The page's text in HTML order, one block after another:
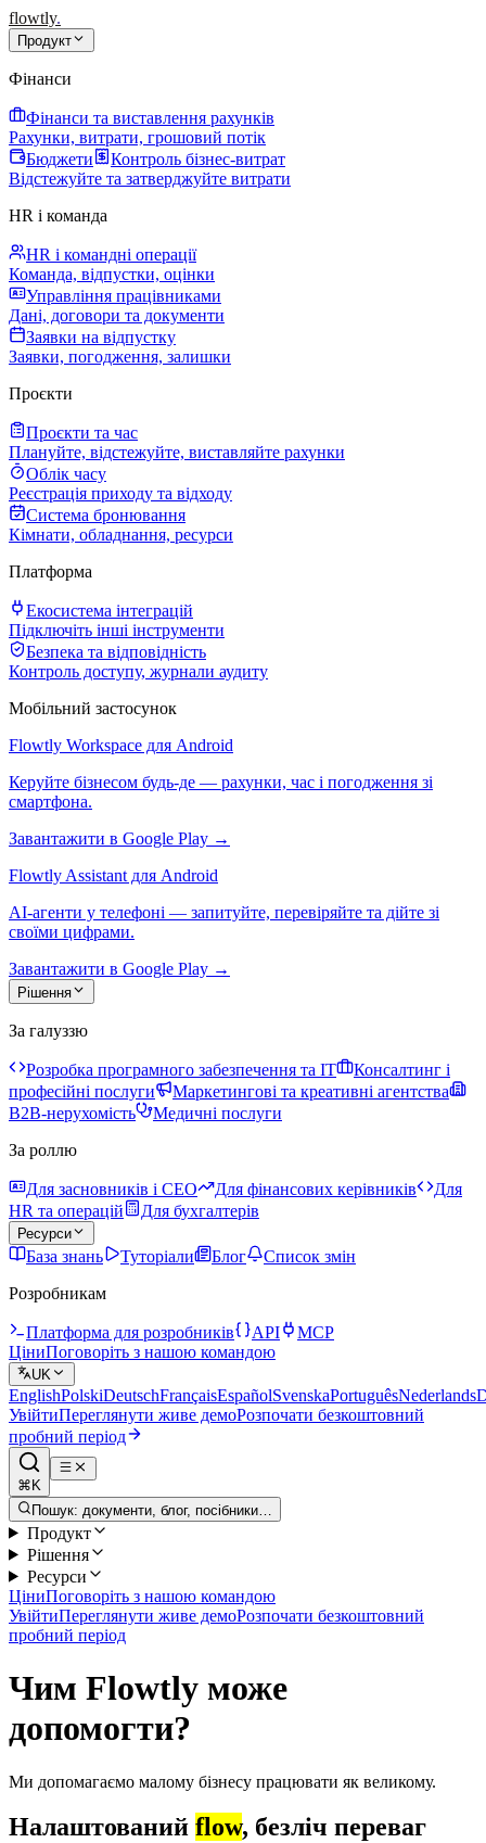
flowtly.
Продукт
Фінанси
Фінанси та виставлення рахунків
Рахунки, витрати, грошовий потік
Бюджети
Контроль бізнес-витрат
Відстежуйте та затверджуйте витрати
HR і команда
HR і командні операції
Команда, відпустки, оцінки
Управління працівниками
Дані, договори та документи
Заявки на відпустку
Заявки, погодження, залишки
Проєкти
Проєкти та час
Плануйте, відстежуйте, виставляйте рахунки
Облік часу
Реєстрація приходу та відходу
Система бронювання
Кімнати, обладнання, ресурси
Платформа
Екосистема інтеграцій
Підключіть інші інструменти
Безпека та відповідність
Контроль доступу, журнали аудиту
Мобільний застосунок
Flowtly Workspace для Android
Керуйте бізнесом будь-де — рахунки, час і погодження зі
смартфона.
Завантажити в Google Play →
Flowtly Assistant для Android
AI-агенти у телефоні — запитуйте, перевіряйте та дійте зі
своїми цифрами.
Завантажити в Google Play →
Рішення
За галуззю
Розробка програмного забезпечення та IT
Консалтинг і
професійні послуги
Маркетингові та креативні агентства
B2B-нерухомість
Медичні послуги
За роллю
Для засновників і CEO Для фінансових керівників
Для
HR та операцій
Для бухгалтерів
Ресурси
База знань Туторіали Блог
Список змін
Розробникам
Платформа для розробників API
MCP
ЦіниПоговоріть з нашою командою
UK
EnglishPolskiDeutschFrançaisEspañolSvenskaPortuguêsNederlands
УвійтиПереглянути живе демоРозпочати безкоштовний
пробний період
⌘K
Пошук: документи, блог, посібники…
Продукт
Рішення
Ресурси
ЦіниПоговоріть з нашою командою
УвійтиПереглянути живе демоРозпочати безкоштовний
пробний період
Чим Flowtly може
допомогти?
Ми допомагаємо малому бізнесу працювати як великому.
Налаштований flow, безліч переваг